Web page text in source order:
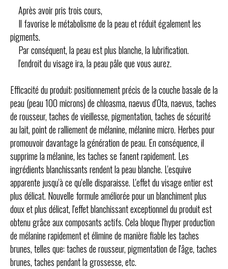
Après avoir pris trois cours,
Il favorise le métabolisme de la peau et réduit également les
pigments.
Par conséquent, la peau est plus blanche, la lubrification.
l'endroit du visage ira, la peau pâle que vous aurez.
Efficacité du produit: positionnement précis de la couche basale de la
peau (peau 100 microns) de chloasma, naevus d'Ota, naevus, taches
de rousseur, taches de vieillesse, pigmentation, taches de sécurité
au lait, point de ralliement de mélanine, mélanine micro. Herbes pour
promouvoir davantage la génération de peau. En conséquence, il
supprime la mélanine, les taches se fanent rapidement. Les
ingrédients blanchissants rendent la peau blanche. L'esquive
apparente jusqu'à ce qu'elle disparaisse. L'effet du visage entier est
plus délicat. Nouvelle formule améliorée pour un blanchiment plus
doux et plus délicat, l'effet blanchissant exceptionnel du produit est
obtenu grâce aux composants actifs.Cela bloque l'hyper production
de mélanine rapidement et élimine de manière fiable les taches
brunes, telles que: taches de rousseur, pigmentation de l'âge, taches
brunes, taches pendant la grossesse, etc.